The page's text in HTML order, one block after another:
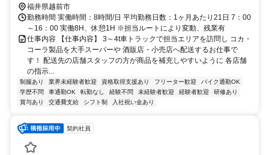
気軽に◎＞TEL：0120-711-103（採用担当）受付時間：9:00～
17:30（平日）
福井県越前市
勤務時間 実働時間：8時間/日 平均勤務日数：1ヶ月あたり21日 7：00
～16：00 実働8H、休憩1H ※担当ルートにより変動、残業有
仕事内容 【仕事内容】 3～4t車トラックで担当エリアを訪問し コカ・
コーラ製品を大手スーパーや 酒販店・小売店へ配送するお仕事で
す！ 配送先の店舗スタッフの方が商品を補充しやすいように 各店舗
の指示...
制服あり 業界未経験者歓迎 資格取得支援あり フリーター歓迎
バイク通勤OK
学歴不問
車通勤OK 転勤なし 経験不問 未経験者歓迎 経験者歓迎
研修あり
賞与あり
交通費支給 シフト制 入社祝い金あり
契約社員